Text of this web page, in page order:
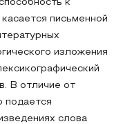
к
письменной
изложения
В отличие от
подается
слова